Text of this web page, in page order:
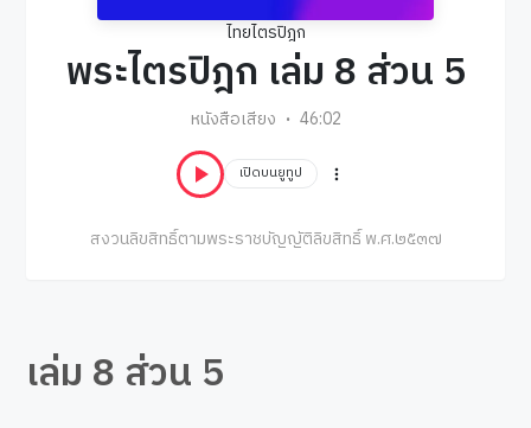
ไทยไตรปิฎก
พระไตรปิฎก เล่ม 8 ส่วน 5
หนังสือเสียง 46:02
เปิดบนยูทูป
สงวนลิขสิทธิ์ตามพระราชบัญญัติลิขสิทธิ์ พ.ศ.๒๕๓๗
เล่ม 8 ส่วน 5